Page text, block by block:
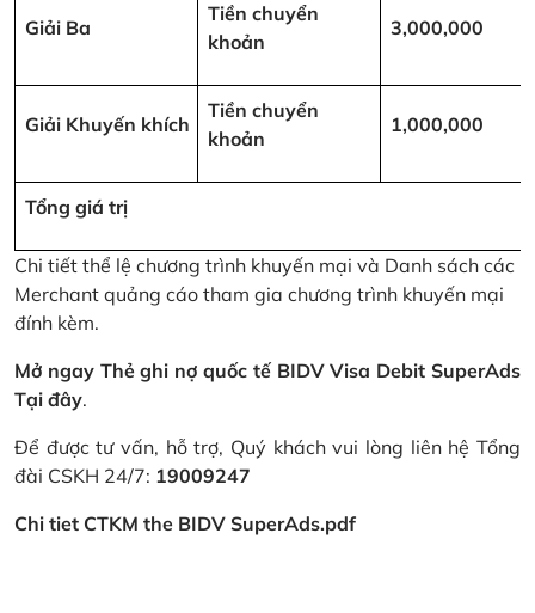
Giải Ba
Tiền chuyển
khoản
3,000,000
Giải Khuyến khích
Tiền chuyển
khoản
1,000,000
Tổng giá trị
Chi tiết thể lệ chương trình khuyến mại và Danh sách các
Merchant quảng cáo tham gia chương trình khuyến mại
đính kèm.
Mở ngay Thẻ ghi nợ quốc tế BIDV Visa Debit SuperAds
Tại đây.
Để được tư vấn, hỗ trợ, Quý khách vui lòng liên hệ Tổng
đài CSKH 24/7: 19009247
Chi tiet CTKM the BIDV SuperAds.pdf